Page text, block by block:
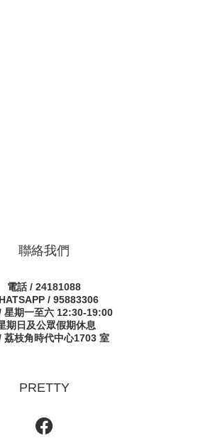
聯絡我們
電話 / 24181088
/ 95883306
星期一至六 12:30-19:00
期日及公眾假期休息
荔枝角時代中心1703 室
PRETTY